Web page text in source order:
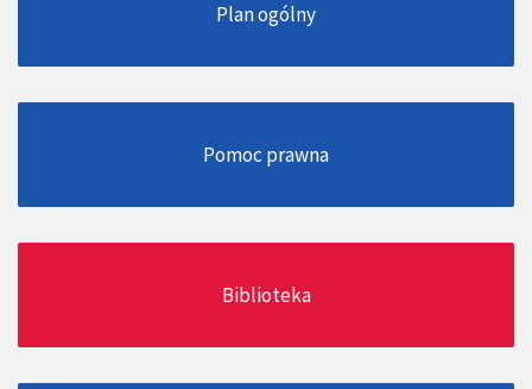
Plan ogólny
Pomoc prawna
Biblioteka